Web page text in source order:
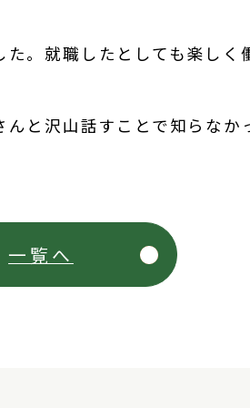
。就職したとしても楽しく
と沢山話すことで知らなか
一覧へ